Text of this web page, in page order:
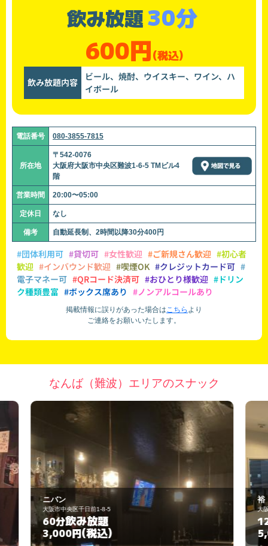
飲み放題30分
600円(税込)
飲み放題内容
ビール、焼酎、ウイスキー、ワイン、ハ
イボール
電話番号 080-3855-7815
所在地
〒542-0076
大阪府大阪市中央区難波1-6-5 TMビル4
階
営業時間 20:00〜05:00
定休日 なし
備考 自動延長制、2時間以降30分400円
#団体利用可 #貸切可 #女性歓迎 #ご新規さん歓迎 #初心者
歓迎 #インバウンド歓迎 #喫煙OK #クレジットカード可 #
電子マネー可 #QRコード決済可 #おひとり様歓迎 #ドリン
ク種類豊富 #ボックス席あり #ノンアルコールあり
掲載情報に誤りがあった場合はこちら より
ご連絡をお願いいたします。
なんば（難波）エリアのスナック
裕
大阪市中央区千日前2-6-8
120分飲み放題
5,000円(税込)